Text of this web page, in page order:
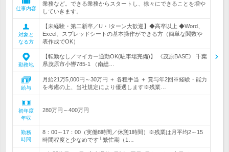
仕事内容
業務など。できる業務からスタートし、徐々にできることを増や
していきます。
対象と
なる方
【未経験・第二新卒／U・Iターン大歓迎】◆高卒以上 ◆Word、
Excel、スプレッドシートの基本操作ができる方（簡単な関数や
表作成でOK）
勤務地
【転勤なし／マイカー通勤OK(駐車場完備)】 《茂原BASE》 千葉
県茂原市小轡785-1 （南総…
給与
月給21万5,000円～30万円 ＋ 各種手当 ＋ 賞与年2回※経験・能力
を考慮の上、当社規定により優遇します※残業…
初年度
年収
280万円～400万円
勤務
時間
8：00～17：00（実働8時間／休憩1時間）※残業は月平均2～15
時間程度と少なめです└繁忙期（1…